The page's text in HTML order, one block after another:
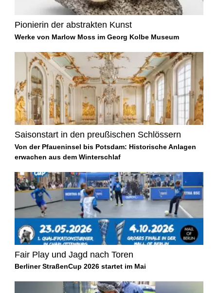
Pionierin der abstrakten Kunst
Werke von Marlow Moss im Georg Kolbe Museum
Saisonstart in den preußischen Schlössern
Von der Pfaueninsel bis Potsdam: Historische Anlagen
erwachen aus dem Winterschlaf
Fair Play und Jagd nach Toren
Berliner StraßenCup 2026 startet im Mai